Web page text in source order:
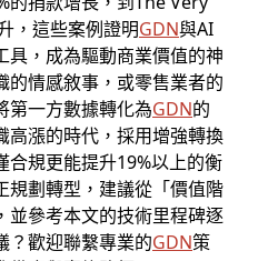
，這些案例證明GDN與AI
具，成為驅動商業價值的神
的情感敘事，或零售業者的
第一方數據轉化為GDN的
高漲的時代，採用增強轉換
合規更能提升19%以上的衡
規劃轉型，建議從「價值階
並參考本文的技術里程碑逐
？歡迎聯繫專業的GDN策